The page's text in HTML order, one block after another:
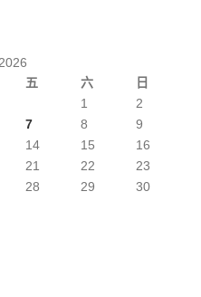
五 六 日
1
2
7 8
9
14 15
16
21 22
23
28 29
30